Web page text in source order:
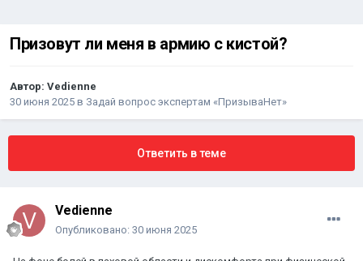
Призовут ли меня в армию с кистой?
Автор: Vedienne
30 июня 2025 в Задай вопрос экспертам «ПризываНет»
Ответить в теме
Vedienne
Опубликовано: 30 июня 2025